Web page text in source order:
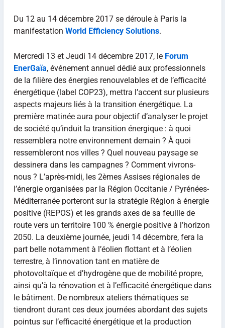
Du 12 au 14 décembre 2017 se déroule à Paris la
manifestation World Efficiency Solutions.
Mercredi 13 et Jeudi 14 décembre 2017, le Forum
EnerGaïa, événement annuel dédié aux professionnels
de la filière des énergies renouvelables et de l’efficacité
énergétique (label COP23), mettra l’accent sur plusieurs
aspects majeurs liés à la transition énergétique. La
première matinée aura pour objectif d’analyser le projet
de société qu’induit la transition énergique : à quoi
ressemblera notre environnement demain ? À quoi
ressembleront nos villes ? Quel nouveau paysage se
dessinera dans les campagnes ? Comment vivrons-
nous ? L’après-midi, les 2èmes Assises régionales de
l’énergie organisées par la Région Occitanie / Pyrénées-
Méditerranée porteront sur la stratégie Région à énergie
positive (REPOS) et les grands axes de sa feuille de
route vers un territoire 100 % énergie positive à l’horizon
2050. La deuxième journée, jeudi 14 décembre, fera la
part belle notamment à l’éolien flottant et à l’éolien
terrestre, à l’innovation tant en matière de
photovoltaïque et d’hydrogène que de mobilité propre,
ainsi qu’à la rénovation et à l’efficacité énergétique dans
le bâtiment. De nombreux ateliers thématiques se
tiendront durant ces deux journées abordant des sujets
pointus sur l’efficacité énergétique et la production